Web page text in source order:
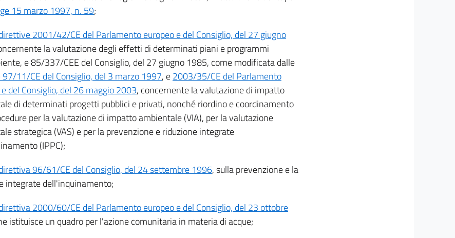
15 marzo 1997, n. 59;
2001/42/CE del Parlamento europeo e del Consiglio, del 27 giugno
la valutazione degli effetti di determinati piani e programmi
e 85/337/CEE del Consiglio, del 27 giugno 1985, come modificata dalle
11/CE del Consiglio, del 3 marzo 1997, e2003/35/CE del Parlamento
del Consiglio, del 26 maggio 2003, concernente la valutazione di impatto
di determinati progetti pubblici e privati, nonché riordino e coordinamento
per la valutazione di impatto ambientale (VIA), per la valutazione
strategica (VAS) e per la prevenzione e riduzione integrate
(IPPC);
96/61/CE del Consiglio, del 24 settembre 1996, sulla prevenzione e la
integrate dell'inquinamento;
2000/60/CE del Parlamento europeo e del Consiglio, del 23 ottobre
istituisce un quadro per l'azione comunitaria in materia di acque;